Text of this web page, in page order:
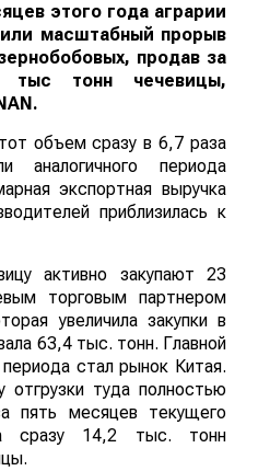
этого года аграрии
масштабный прорыв
продав за
тонн чечевицы,
.
объем сразу в 6,7 раза
аналогичного периода
экспортная выручка
приблизилась к
активно закупают 23
торговым партнером
увеличила закупки в
63,4 тыс. тонн. Главной
стал рынок Китая.
туда полностью
пять месяцев текущего
сразу 14,2 тыс. тонн